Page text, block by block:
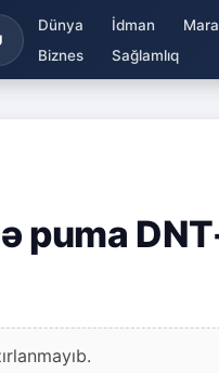
Dünya İdman
Biznes
Sağlamlıq
DNT-